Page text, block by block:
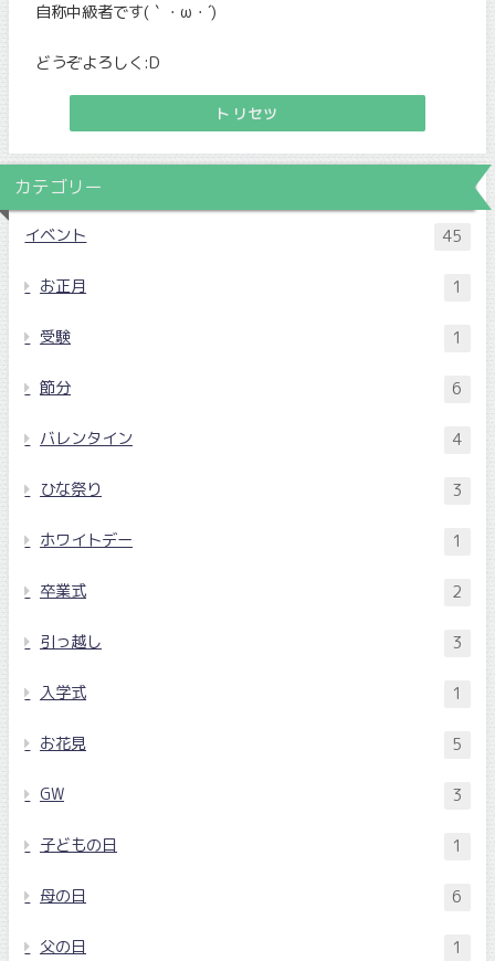
自称中級者です(｀・ω・´)
どうぞよろしく:D
トリセツ
カテゴリー
イベント 45
お正月 1
受験 1
節分 6
バレンタイン 4
ひな祭り 3
ホワイトデー 1
卒業式 2
引っ越し 3
入学式 1
お花見 5
GW 3
子どもの日 1
母の日 6
父の日 1